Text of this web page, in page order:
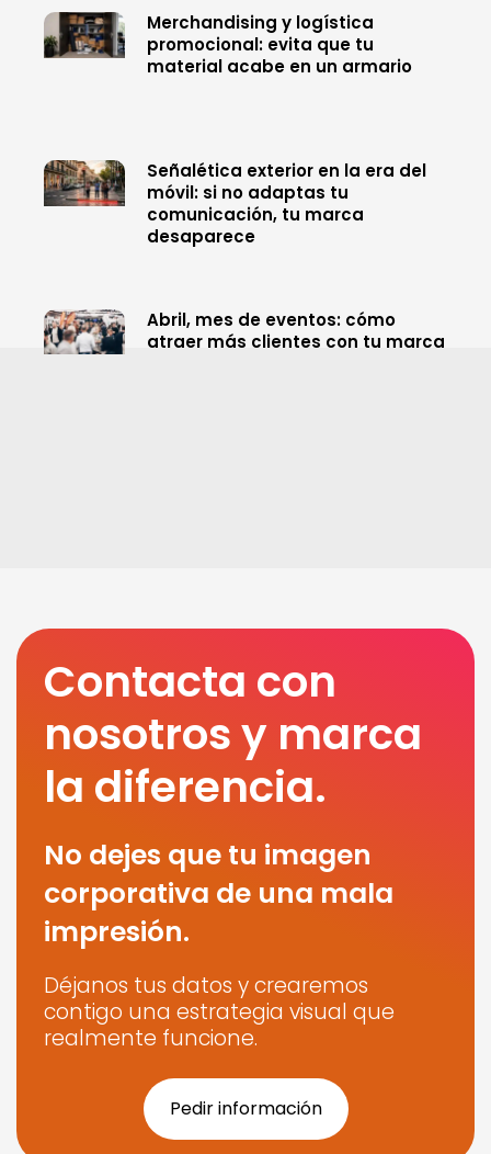
Merchandising y logística
promocional: evita que tu
material acabe en un armario
Señalética exterior en la era del
móvil: si no adaptas tu
comunicación, tu marca
desaparece
Abril, mes de eventos: cómo
atraer más clientes con tu marca
Contacta con
nosotros y marca
la diferencia.
No dejes que tu imagen
corporativa de una mala
impresión.
Déjanos tus datos y crearemos
contigo una estrategia visual que
realmente funcione.
Pedir información